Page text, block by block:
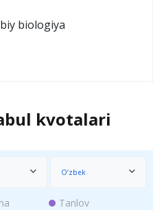
biologiya
kvotalari
O‘zbek
Tanlov